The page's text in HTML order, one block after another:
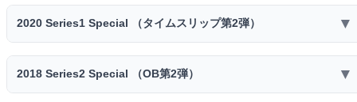
2020 Series1 Special （タイムスリップ第2弾） ▼
コスト 球威 制球 捕球 送球
2018 Series2 Special （OB第2弾） ▼